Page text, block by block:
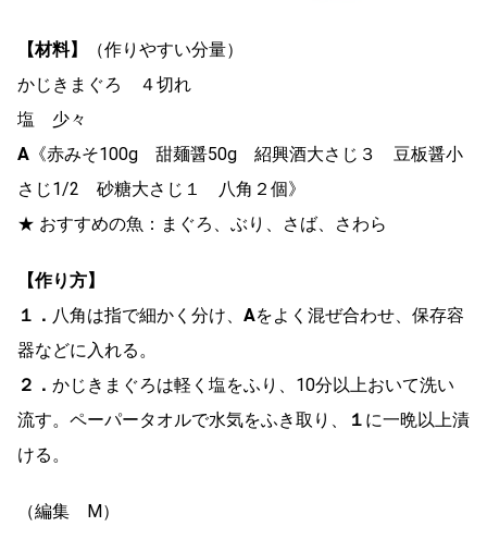
【材料】
（作りやすい分量）
かじきまぐろ ４切れ
塩 少々
A 《赤みそ100g 甜麺醤50g 紹興酒大さじ３ 豆板醤小
さじ1/2 砂糖大さじ１ 八角２個》
★ おすすめの魚：まぐろ、ぶり、さば、さわら
【作り方】
１． 八角は指で細かく分け、 Aをよく混ぜ合わせ、保存容
器などに入れる。
２． かじきまぐろは軽く塩をふり、10分以上おいて洗い
流す。ペーパータオルで水気をふき取り、
１ に一晩以上漬
ける。
（編集 M）